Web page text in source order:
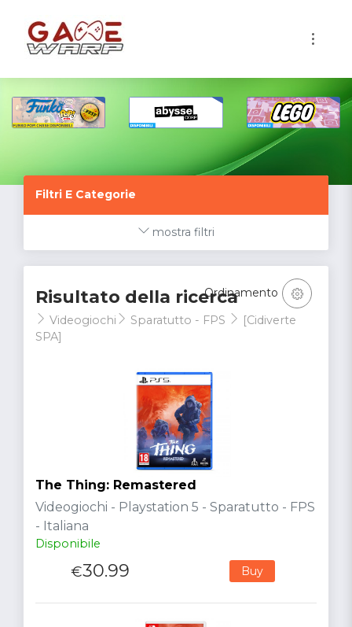
Filtri E Categorie
mostra filtri
Risultato della ricerca
Videogiochi Sparatutto - FPS
[Cidiverte
SPA]
Ordinamento
The Thing: Remastered
Videogiochi - Playstation 5 - Sparatutto - FPS
- Italiana
Disponibile
€30.99 Buy